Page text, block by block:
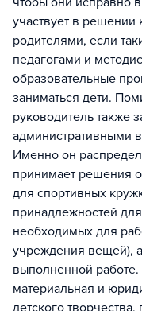
участвует в решении
родителями, если
педагогами и
образовательные
заниматься дети.
руководитель также
административными
Именно он
принимает решения
для спортивных
принадлежностей
необходимых для
учреждения вещей), а
выполненной
материальная и
детского